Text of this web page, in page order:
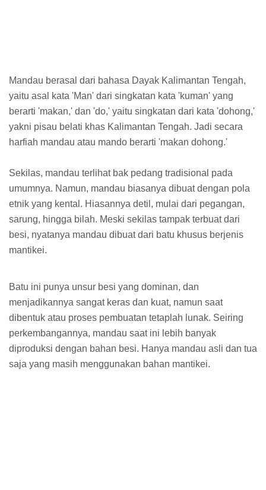
Mandau berasal dari bahasa Dayak Kalimantan Tengah,
yaitu asal kata 'Man' dari singkatan kata 'kuman' yang
berarti 'makan,' dan 'do,' yaitu singkatan dari kata 'dohong,'
yakni pisau belati khas Kalimantan Tengah. Jadi secara
harfiah mandau atau mando berarti 'makan dohong.'
Sekilas, mandau terlihat bak pedang tradisional pada
umumnya. Namun, mandau biasanya dibuat dengan pola
etnik yang kental. Hiasannya detil, mulai dari pegangan,
sarung, hingga bilah. Meski sekilas tampak terbuat dari
besi, nyatanya mandau dibuat dari batu khusus berjenis
mantikei.
Batu ini punya unsur besi yang dominan, dan
menjadikannya sangat keras dan kuat, namun saat
dibentuk atau proses pembuatan tetaplah lunak. Seiring
perkembangannya, mandau saat ini lebih banyak
diproduksi dengan bahan besi. Hanya mandau asli dan tua
saja yang masih menggunakan bahan mantikei.